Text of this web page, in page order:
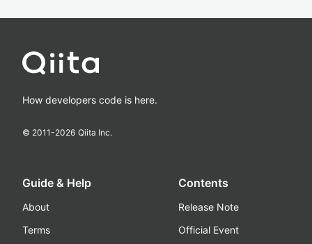
How developers code is here.
© 2011-2026 Qiita Inc.
Guide & Help
About
Terms
Contents
Release Note
Official Event